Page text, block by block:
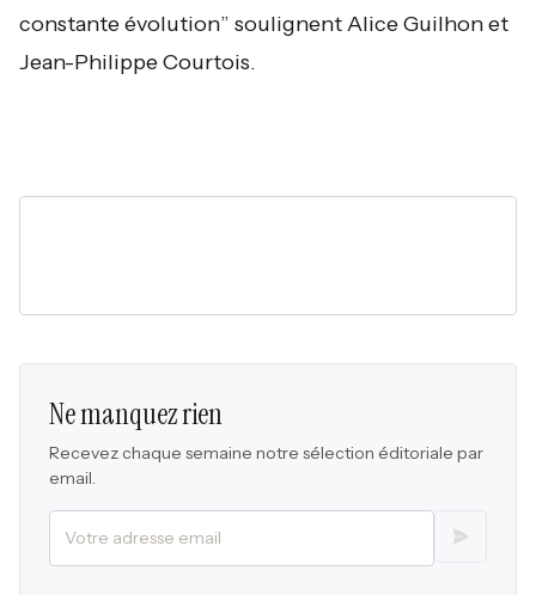
constante évolution” soulignent Alice Guilhon et
Jean-Philippe Courtois.
Ne manquez rien
Recevez chaque semaine notre sélection éditoriale par
email.